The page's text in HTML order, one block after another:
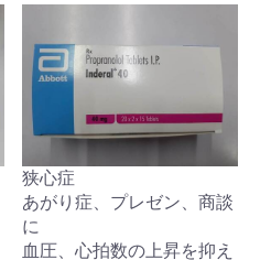
狭心症
あがり症、プレゼン、商談
に
血圧、心拍数の上昇を抑え